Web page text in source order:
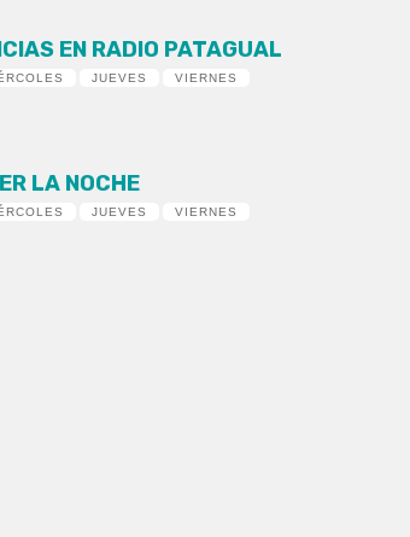
EN RADIO PATAGUAL
JUEVES
VIERNES
LA NOCHE
JUEVES
VIERNES